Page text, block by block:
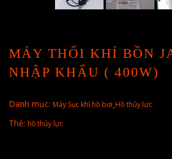
MÁY THỔI KHÍ BỒN
NHẬP KHẨU ( 400W)
Danh mục: Máy Sục khí hồ bơi_Hồ thủy lực
Thẻ: hồ thủy lực